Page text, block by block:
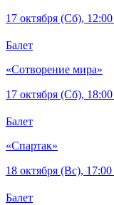
17 октября (Сб), 12:00
Балет
«Сотворение мира»
17 октября (Сб), 18:00
Балет
«Спартак»
18 октября (Вс), 17:00
Балет